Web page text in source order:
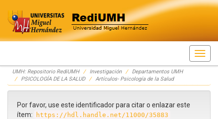
Skip
navigation
UMH: Repositorio RediUMH Investigación
Departamentos UMH
PSICOLOGÍA DE LA SALUD
Artículos- Psicología de la Salud
Por favor, use este identificador para citar o enlazar este
ítem:
https://hdl.handle.net/11000/35883